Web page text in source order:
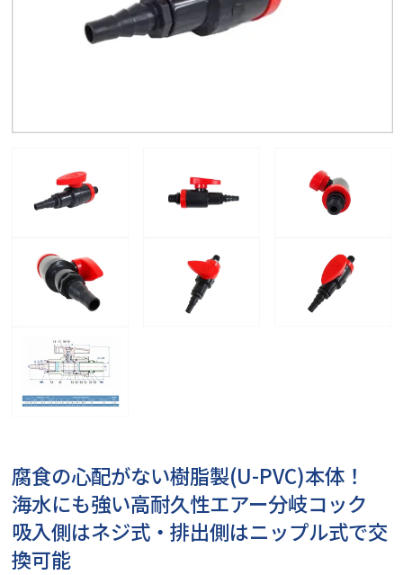
腐食の心配がない樹脂製(U-PVC)本体！
海水にも強い高耐久性エアー分岐コック
吸入側はネジ式・排出側はニップル式で交
換可能